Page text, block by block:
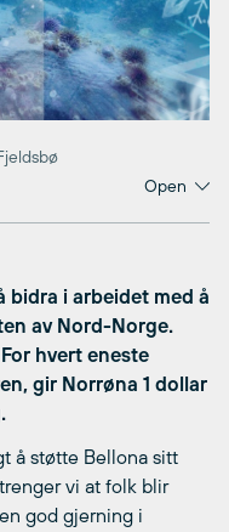
Open
bidra i arbeidet med å
av Nord-Norge.
hvert eneste
gir Norrøna 1 dollar
å støtte Bellona sitt
vi at folk blir
god gjerning i